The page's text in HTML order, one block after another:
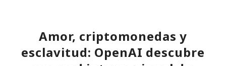
Amor, criptomonedas y
esclavitud: OpenAI descubre